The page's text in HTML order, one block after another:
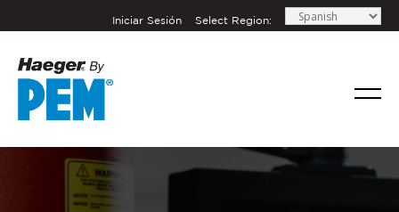
Iniciar Sesión Select Region: